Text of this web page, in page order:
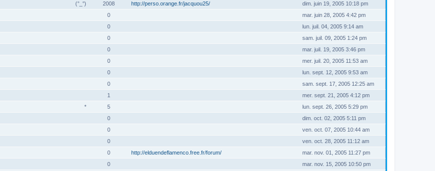
(°_°)
2008 http://perso.orange.fr/jacquou25/
dim. juin 19, 2005 10:18 pm
0
mar. juin 28, 2005 4:42 pm
0
lun. juil. 04, 2005 9:14 am
0
sam. juil. 09, 2005 1:24 pm
0
mar. juil. 19, 2005 3:46 pm
0
mer. juil. 20, 2005 11:53 am
0
lun. sept. 12, 2005 9:53 am
0
sam. sept. 17, 2005 12:25 am
1
mer. sept. 21, 2005 4:12 pm
*
5
lun. sept. 26, 2005 5:29 pm
0
dim. oct. 02, 2005 5:11 pm
0
ven. oct. 07, 2005 10:44 am
0
ven. oct. 28, 2005 11:12 am
0 http://elduendeflamenco.free.fr/forum/
mar. nov. 01, 2005 11:27 pm
0
mar. nov. 15, 2005 10:50 pm